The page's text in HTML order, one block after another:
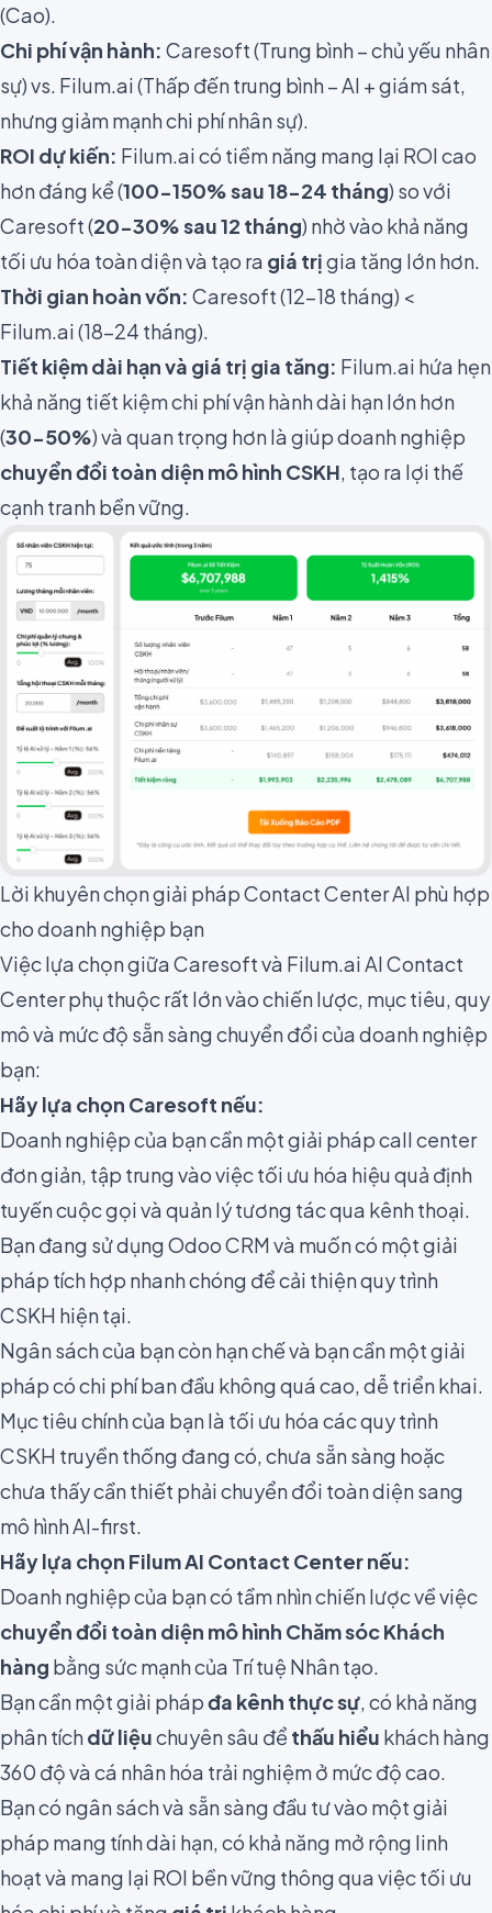
(Cao).
Chi phí vận hành: Caresoft (Trung bình – chủ yếu nhân
sự) vs. Filum.ai (Thấp đến trung bình – AI + giám sát,
nhưng giảm mạnh chi phí nhân sự).
ROI dự kiến: Filum.ai có tiềm năng mang lại ROI cao
hơn đáng kể (100-150% sau 18-24 tháng) so với
Caresoft (20-30% sau 12 tháng) nhờ vào khả năng
tối ưu hóa toàn diện và tạo ra giá trịgia tăng lớn hơn.
Thời gian hoàn vốn: Caresoft (12-18 tháng) <
Filum.ai (18-24 tháng).
Tiết kiệm dài hạn và giá trị gia tăng: Filum.ai hứa hẹn
khả năng tiết kiệm chi phí vận hành dài hạn lớn hơn
(30-50%) và quan trọng hơn là giúp doanh nghiệp
chuyển đổi toàn diện mô hình CSKH, tạo ra lợi thế
cạnh tranh bền vững.
Lời khuyên chọn giải pháp Contact Center AI phù hợp
cho doanh nghiệp bạn
Việc lựa chọn giữa Caresoft và Filum.ai AI Contact
Center phụ thuộc rất lớn vào chiến lược, mục tiêu, quy
mô và mức độ sẵn sàng chuyển đổi của doanh nghiệp
bạn:
Hãy lựa chọn Caresoft nếu:
Doanh nghiệp của bạn cần một giải pháp call center
đơn giản, tập trung vào việc tối ưu hóa hiệu quả định
tuyến cuộc gọi và quản lý tương tác qua kênh thoại.
Bạn đang sử dụng Odoo CRM và muốn có một giải
pháp tích hợp nhanh chóng để cải thiện quy trình
CSKH hiện tại.
Ngân sách của bạn còn hạn chế và bạn cần một giải
pháp có chi phí ban đầu không quá cao, dễ triển khai.
Mục tiêu chính của bạn là tối ưu hóa các quy trình
CSKH truyền thống đang có, chưa sẵn sàng hoặc
chưa thấy cần thiết phải chuyển đổi toàn diện sang
mô hình AI-first.
Hãy lựa chọn Filum AI Contact Center nếu:
Doanh nghiệp của bạn có tầm nhìn chiến lược về việc
chuyển đổi toàn diện mô hình Chăm sóc Khách
hàng bằng sức mạnh của Trí tuệ Nhân tạo.
Bạn cần một giải phápđa kênh thực sự, có khả năng
phân tíchdữ liệuchuyên sâu để thấu hiểu khách hàng
360 độ và cá nhân hóa trải nghiệm ở mức độ cao.
Bạn có ngân sách và sẵn sàng đầu tư vào một giải
pháp mang tính dài hạn, có khả năng mở rộng linh
hoạt và mang lại ROI bền vững thông qua việc tối ưu